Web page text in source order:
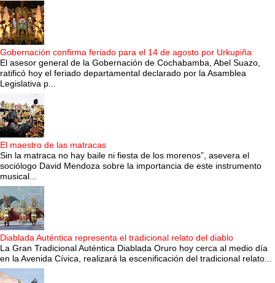
Gobernación confirma feriado para el 14 de agosto por Urkupiña
El asesor general de la Gobernación de Cochabamba, Abel Suazo,
ratificó hoy el feriado departamental declarado por la Asamblea
Legislativa p...
El maestro de las matracas
Sin la matraca no hay baile ni fiesta de los morenos”, asevera el
sociólogo David Mendoza sobre la importancia de este instrumento
musical...
Diablada Auténtica representa el tradicional relato del diablo
La Gran Tradicional Auténtica Diablada Oruro hoy cerca al medio día
en la Avenida Cívica, realizará la escenificación del tradicional relato...